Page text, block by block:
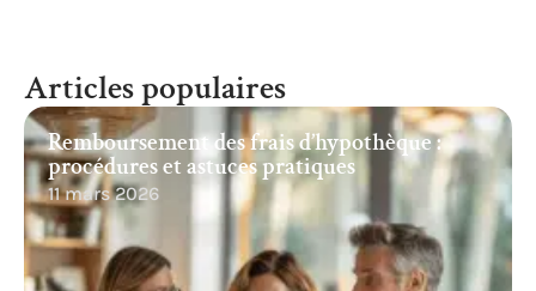
Articles populaires
Remboursement des frais d’hypothèque :
procédures et astuces pratiques
11 mars 2026